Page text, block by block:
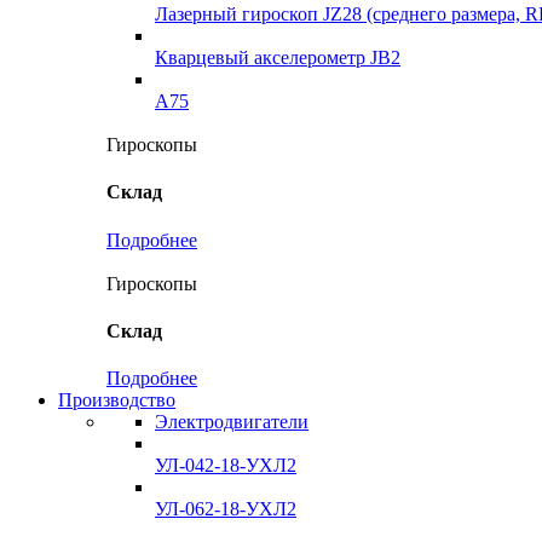
Лазерный гироскоп JZ28 (среднего размера,
Кварцевый акселерометр JB2
A75
Гироскопы
Склад
Подробнее
Гироскопы
Склад
Подробнее
Производство
Электродвигатели
УЛ-042-18-УХЛ2
УЛ-062-18-УХЛ2